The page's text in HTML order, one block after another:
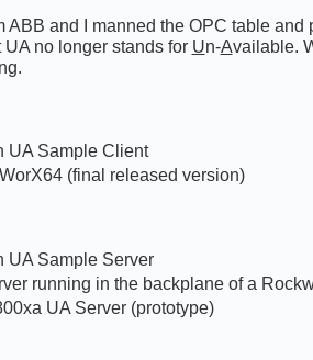
ABB and I manned the OPC table
no longer stands for Un-Available.
UA Sample Client
(final released version)
UA Sample Server
running in the backplane of a
UA Server (prototype)